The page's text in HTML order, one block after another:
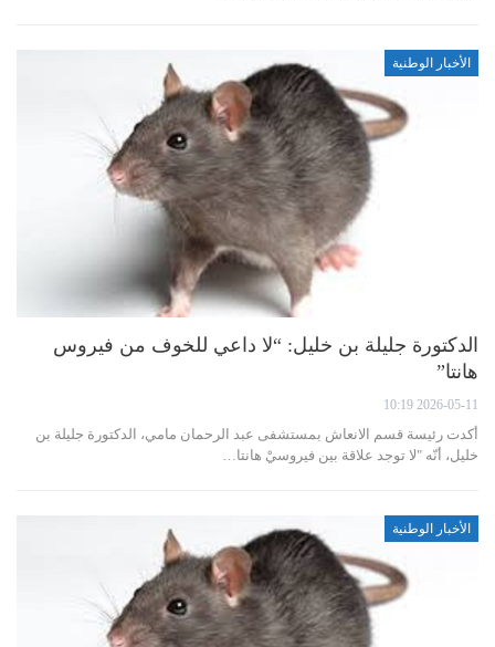
الأخبار الوطنية
الدكتورة جليلة بن خليل: “لا داعي للخوف من فيروس
هانتا”
2026-05-11 10:19
أكدت رئيسة قسم الانعاش بمستشفى عبد الرحمان مامي، الدكتورة جليلة بن
خليل، أنّه "لا توجد علاقة بين فيروسيْ هانتا…
الأخبار الوطنية